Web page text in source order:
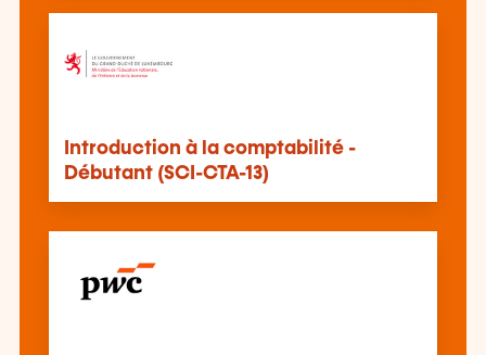
Introduction à la comptabilité -
Débutant (SCI-CTA-13)